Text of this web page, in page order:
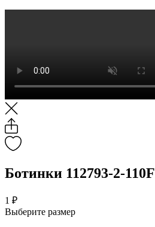
Ботинки 112793-2-110F
1 ₽
Выберите размер